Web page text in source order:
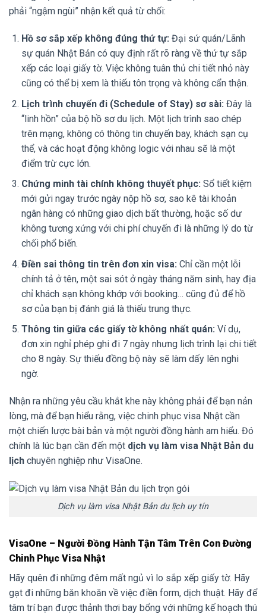
phải “ngậm ngùi” nhận kết quả từ chối:
Hồ sơ sắp xếp không đúng thứ tự: Đại sứ quán/Lãnh
sự quán Nhật Bản có quy định rất rõ ràng về thứ tự sắp
xếp các loại giấy tờ. Việc không tuân thủ chi tiết nhỏ này
cũng có thể bị xem là thiếu tôn trọng và không cẩn thận.
Lịch trình chuyến đi (Schedule of Stay) sơ sài: Đây là
“linh hồn” của bộ hồ sơ du lịch. Một lịch trình sao chép
trên mạng, không có thông tin chuyến bay, khách sạn cụ
thể, và các hoạt động không logic với nhau sẽ là một
điểm trừ cực lớn.
Chứng minh tài chính không thuyết phục: Sổ tiết kiệm
mới gửi ngay trước ngày nộp hồ sơ, sao kê tài khoản
ngân hàng có những giao dịch bất thường, hoặc số dư
không tương xứng với chi phí chuyến đi là những lý do từ
chối phổ biến.
Điền sai thông tin trên đơn xin visa: Chỉ cần một lỗi
chính tả ở tên, một sai sót ở ngày tháng năm sinh, hay địa
chỉ khách sạn không khớp với booking… cũng đủ để hồ
sơ của bạn bị đánh giá là thiếu trung thực.
Thông tin giữa các giấy tờ không nhất quán: Ví dụ,
đơn xin nghỉ phép ghi đi 7 ngày nhưng lịch trình lại chi tiết
cho 8 ngày. Sự thiếu đồng bộ này sẽ làm dấy lên nghi
ngờ.
Nhận ra những yêu cầu khắt khe này không phải để bạn nản
lòng, mà để bạn hiểu rằng, việc chinh phục visa Nhật cần
một chiến lược bài bản và một người đồng hành am hiểu. Đó
chính là lúc bạn cần đến một dịch vụ làm visa Nhật Bản du
lịch chuyên nghiệp như VisaOne.
Dịch vụ làm visa Nhật Bản du lịch uy tín
VisaOne – Người Đồng Hành Tận Tâm Trên Con Đường
Chinh Phục Visa Nhật
Hãy quên đi những đêm mất ngủ vì lo sắp xếp giấy tờ. Hãy
gạt đi những băn khoăn về việc điền form, dịch thuật. Hãy để
tâm trí bạn được thảnh thơi bay bổng với những kế hoạch thú